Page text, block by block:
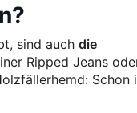
sind auch die
Ripped Jeans
Schon